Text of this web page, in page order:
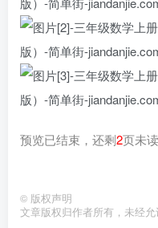
预览已结束，还剩2页未
© 版权声明
文章版权归作者所有，未经允